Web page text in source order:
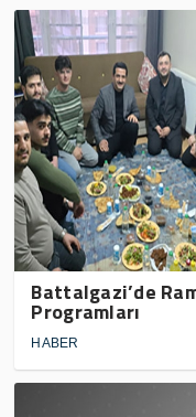
Battalgazi’de
Programları
HABER